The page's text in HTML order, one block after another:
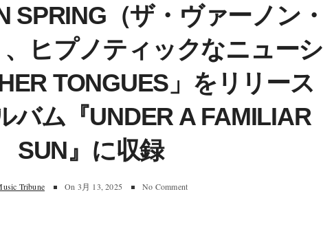
SPRING（ザ・ヴァーノン・
ヒプノティックなニューシ
TONGUES」をリリース
ム『UNDER A FAMILIAR
SUN』に収録
Tribune On 3月 13, 2025 No Comment